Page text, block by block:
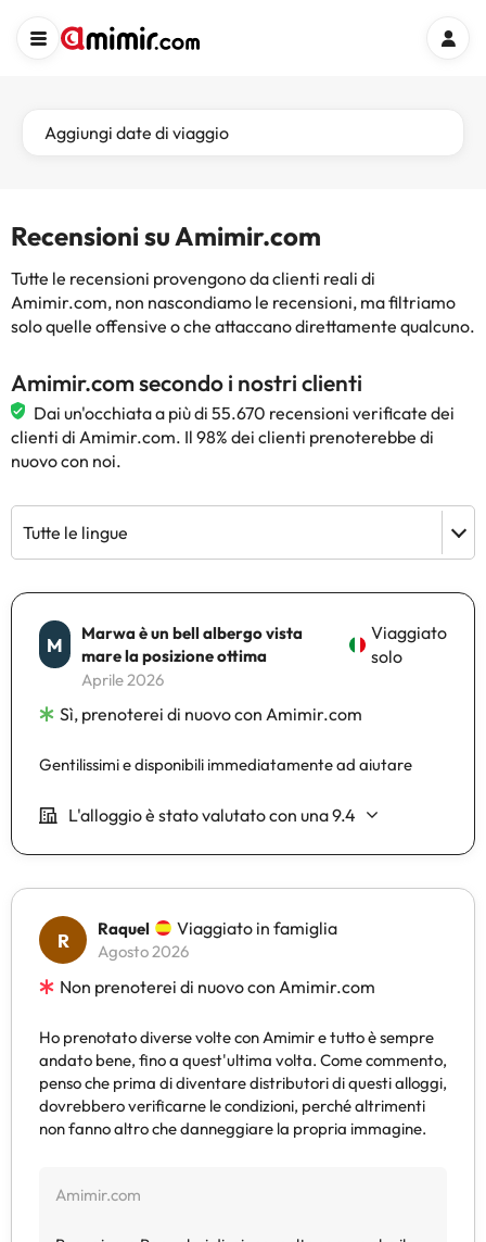
Aggiungi date di viaggio
Recensioni su Amimir.com
Tutte le recensioni provengono da clienti reali di
Amimir.com, non nascondiamo le recensioni, ma filtriamo
solo quelle offensive o che attaccano direttamente qualcuno.
Amimir.com secondo i nostri clienti
Dai un'occhiata a più di 55.670 recensioni verificate dei
clienti di Amimir.com. Il 98% dei clienti prenoterebbe di
nuovo con noi.